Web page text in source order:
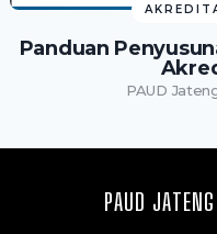
Panduan
PAUD
PAUD JATENG